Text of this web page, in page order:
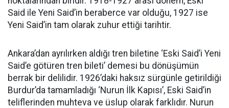
Said ile Yeni Said’in beraberce var olduğu, 1927 ise
Yeni Said’in tam olarak zuhur ettiği tarihtir.
Ankara’dan ayrılırken aldığı tren biletine ‘Eski Said’i Yeni
Said’e götüren tren bileti’ demesi bu dönüşümün
berrak bir delilidir. 1926’daki haksız sürgünle getirildiği
Burdur’da tamamladığı ‘Nurun İlk Kapısı’, Eski Said’in
teliflerinden muhteva ve üslup olarak farklıdır. Nurun